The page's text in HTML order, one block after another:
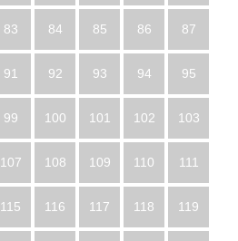
83 84 85 86 87
91 92 93 94 95
99 100 101 102 103
107 108 109 110 111
115 116 117 118 119